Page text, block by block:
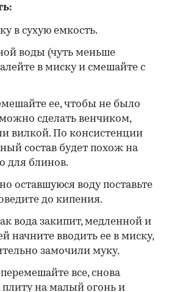
в сухую емкость.
воды (чуть меньше
в миску и смешайте с
ее, чтобы не было
сделать венчиком,
вилкой. По консистенции
состав будет похож на
для блинов.
оставшуюся воду поставьте
до кипения.
вода закипит, медленной и
начните вводить ее в миску,
замочили муку.
все, снова
плиту на малый огонь и